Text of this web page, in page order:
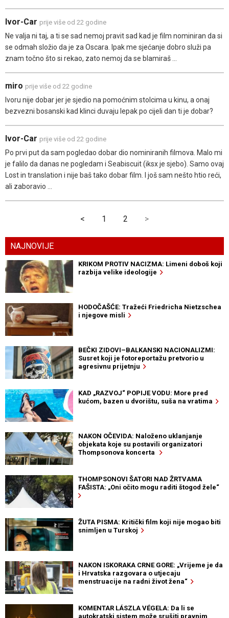
Ivor-Car prije više od 22 godine
Ne valja ni taj, a ti se sad nemoj pravit sad kad je film nominiran da si
se odmah složio da je za Oscara. Ipak me sjećanje dobro služi pa
znam točno što si rekao, zato nemoj da se blamiraš ...
miro prije više od 22 godine
Ivoru nije dobar jer je sjedio na pomoćnim stolcima u kinu, a onaj
bezvezni bosanski kad klinci duvaju lepak po cijeli dan ti je dobar?
Ivor-Car prije više od 22 godine
Po prvi put da sam pogledao dobar dio nominiranih filmova. Malo mi
je falilo da danas ne pogledam i Seabiscuit (iksx je sjebo). Samo ovaj
Lost in translation i nije baš tako dobar film. I još sam nešto htio reći,
ali zaboravio ...
< 1 2 >
NAJNOVIJE
KRIKOM PROTIV NACIZMA: Limeni doboš koji
razbija velike ideologije
HODOČAŠĆE: Tražeći Friedricha Nietzschea
i njegove misli
BEČKI ZIDOVI–BALKANSKI NACIONALIZMI:
Susret koji je fotoreportažu pretvorio u
agresivnu prijetnju
KAD „RAZVOJ“ POPIJE VODU: More pred
kućom, bazen u dvorištu, suša na vratima
NAKON OČEVIDA: Naloženo uklanjanje
objekata koje su postavili organizatori
Thompsonova koncerta
THOMPSONOVI ŠATORI NAD ŽRTVAMA
FAŠISTA: „Oni očito mogu raditi štogod žele“
ŽUTA PISMA: Kritički film koji nije mogao biti
snimljen u Turskoj
NAKON ISKORAKA CRNE GORE: „Vrijeme je da
i Hrvatska razgovara o utjecaju
menstruacije na radni život žena“
KOMENTAR LÁSZLA VÉGELA: Da li se
autokratski sistem može srušiti pravnim